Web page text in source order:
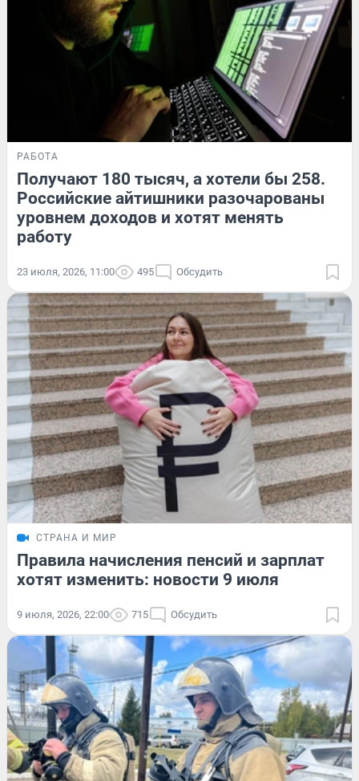
РАБОТА
Получают 180 тысяч, а хотели бы 258.
Российские айтишники разочарованы
уровнем доходов и хотят менять
работу
23 июля, 2026, 11:00 495 Обсудить
СТРАНА И МИР
Правила начисления пенсий и зарплат
хотят изменить: новости 9 июля
9 июля, 2026, 22:00 715 Обсудить